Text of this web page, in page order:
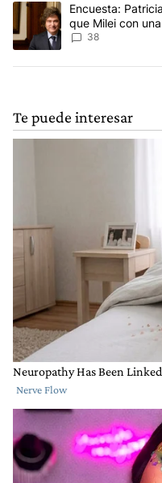
Un artículo de tendencia
Encuesta:
que Milei con
negativa
38